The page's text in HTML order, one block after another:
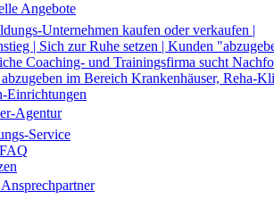
Angebote
Unternehmen kaufen oder verkaufen |
| Sich zur Ruhe setzen | Kunden
Coaching- und Trainingsfirma sucht
im Bereich Krankenhäuser, Reha-
Einrichtungen
Agentur
Service
Ansprechpartner